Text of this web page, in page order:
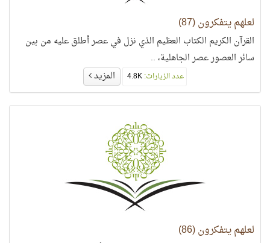
لعلهم يتفكرون (87)
القرآن الكريم الكتاب العظيم الذي نزل في عصر أطلق عليه من بين
سائر العصور عصر الجاهلية، ..
عدد الزيارات: المزيد
لعلهم يتفكرون (86)